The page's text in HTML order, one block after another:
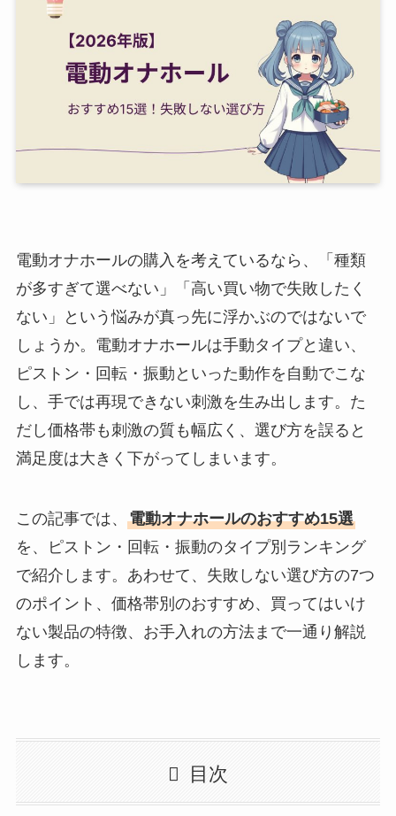
電動オナホールの購入を考えているなら、「種類
が多すぎて選べない」「高い買い物で失敗したく
ない」という悩みが真っ先に浮かぶのではないで
しょうか。電動オナホールは手動タイプと違い、
ピストン・回転・振動といった動作を自動でこな
し、手では再現できない刺激を生み出します。た
だし価格帯も刺激の質も幅広く、選び方を誤ると
満足度は大きく下がってしまいます。
この記事では、 電動オナホールのおすすめ15選
を、ピストン・回転・振動のタイプ別ランキング
で紹介します。あわせて、失敗しない選び方の7つ
のポイント、価格帯別のおすすめ、買ってはいけ
ない製品の特徴、お手入れの方法まで一通り解説
します。
目次